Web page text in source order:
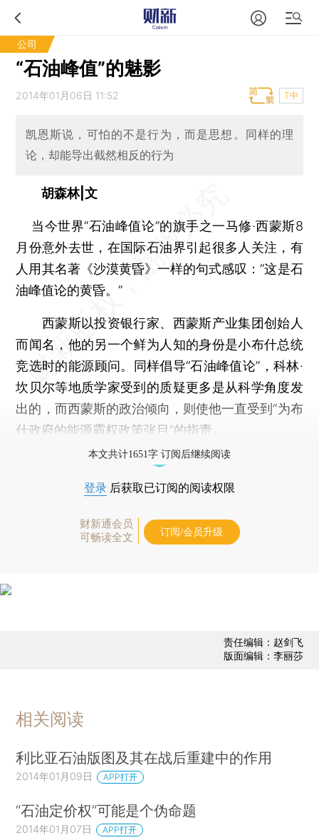
公司
“石油峰值”的魅影
2014年01月06日 11:52 T中
凯恩斯说，可怕的不是行为，而是思想。同样的理
论，却能导出截然相反的行为
胡森林|文
当今世界“石油峰值论”的旗手之一马修·西蒙斯8
月份意外去世，在国际石油界引起很多人关注，有
人用其名著《沙漠黄昏》一样的句式感叹：“这是石
油峰值论的黄昏。”
西蒙斯以投资银行家、西蒙斯产业集团创始人
而闻名，他的另一个鲜为人知的身份是小布什总统
竞选时的能源顾问。同样倡导“石油峰值论”，科林·
坎贝尔等地质学家受到的质疑更多是从科学角度发
出的，而西蒙斯的政治倾向，则使他一直受到“为布
什政府的能源霸权政策张目”的指责。
本文共计1651字 订阅后继续阅读
登录 后获取已订阅的阅读权限
财新通会员
可畅读全文
订阅/会员升级
责任编辑：赵剑飞
版面编辑：李丽莎
相关阅读
利比亚石油版图及其在战后重建中的作用
2014年01月09日 APP打开
“石油定价权”可能是个伪命题
2014年01月07日 APP打开